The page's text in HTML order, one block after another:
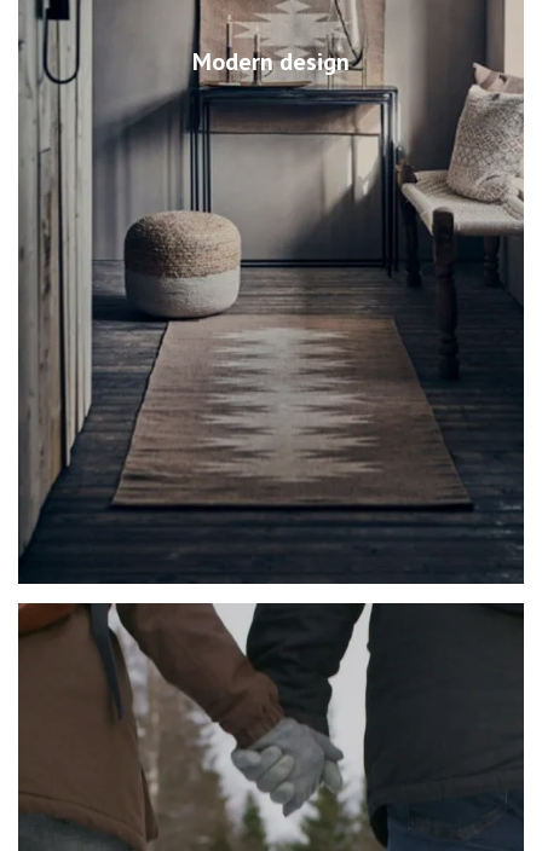
Modern design